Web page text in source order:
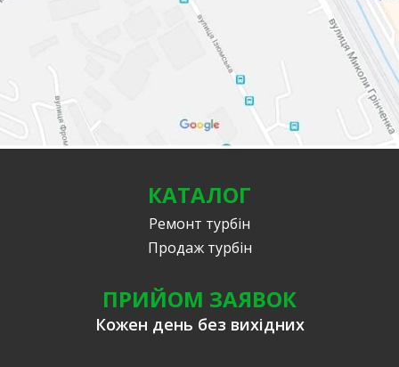
КАТАЛОГ
Ремонт турбін
Продаж турбін
ПРИЙОМ ЗАЯВОК
Кожен день без вихідних